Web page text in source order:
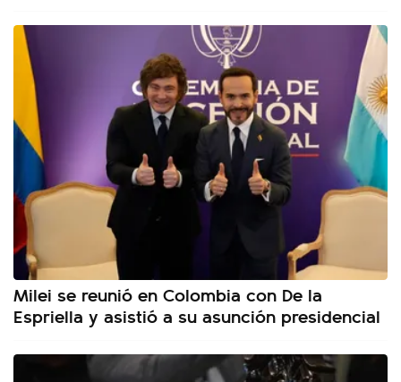
Milei se reunió en Colombia con De la
Espriella y asistió a su asunción presidencial